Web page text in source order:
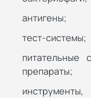
антигены;
тест-системы;
питательные
препараты;